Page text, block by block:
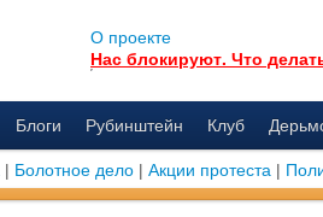
О проекте
Нас блокируют. Что
Блоги Рубинштейн Клуб
| Болотное дело | Акции протеста |